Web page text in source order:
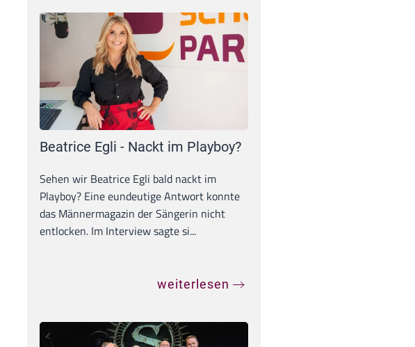
Beatrice Egli - Nackt im Playboy?
Sehen wir Beatrice Egli bald nackt im
Playboy? Eine eundeutige Antwort konnte
das Männermagazin der Sängerin nicht
entlocken. Im Interview sagte si...
weiterlesen